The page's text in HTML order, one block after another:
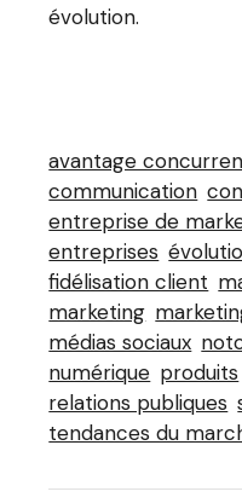
évolution.
avantage
communication
entreprise de
entreprises
fidélisation client
marketing
médias sociaux
numérique produits
relations publiques
tendances du